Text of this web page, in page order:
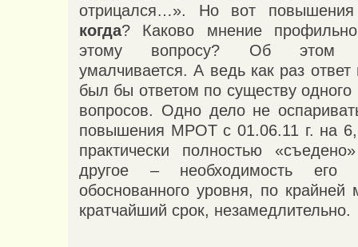
отрицался…». Но вот
когда? Каково мнение
этому вопросу? Об этом
умалчивается. А ведь как раз ответ
был бы ответом по существу одного
вопросов. Одно дело не
повышения МРОТ с 01.06.11 г. на
практически полностью
другое – необходимость его
обоснованного уровня, по
кратчайший срок, незамедлительно.